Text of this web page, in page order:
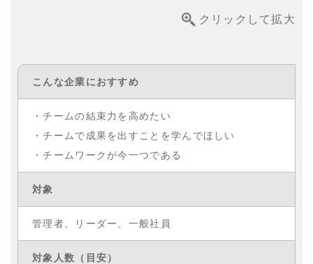
クリックして拡大
こんな企業におすすめ
・チームの結束力を高めたい
・チームで成果を出すことを学んでほしい
・チームワークが今一つである
対象
管理者、リーダー、一般社員
対象人数 （目安）